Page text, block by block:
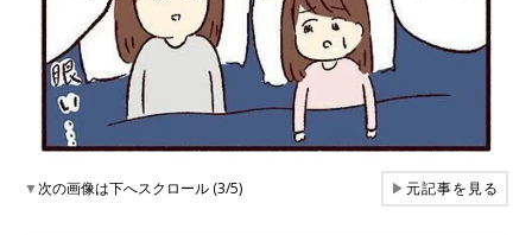
▼次の画像は下へスクロール (3/5) ▶元記事を見る